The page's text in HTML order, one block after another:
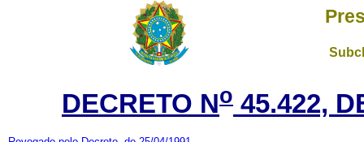
DECRETO No 45.422,